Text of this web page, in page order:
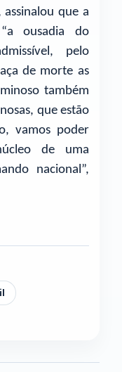
assinalou que a
ousadia do
pelo
de morte as
também
que estão
vamos poder
de uma
nacional”,